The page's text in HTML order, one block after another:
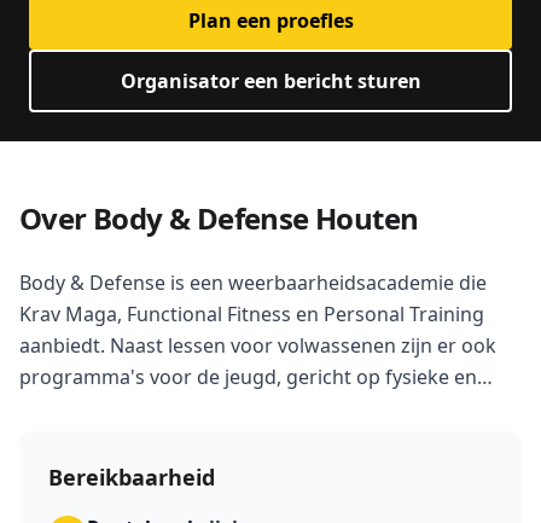
Plan een proefles
Organisator een bericht sturen
Over Body & Defense Houten
Body & Defense is een weerbaarheidsacademie die
Krav Maga, Functional Fitness en Personal Training
aanbiedt. Naast lessen voor volwassenen zijn er ook
programma's voor de jeugd, gericht op fysieke en
Bereikbaarheid